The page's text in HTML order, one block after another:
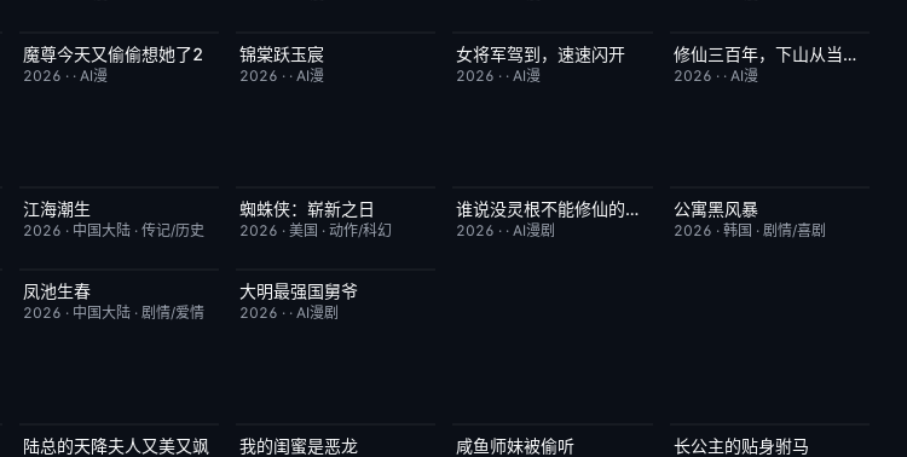
完结 9.0
魔尊今天又偷偷想她了2
2026 · · AI漫
完结
锦棠跃玉宸
2026 · · AI漫
完结 4.0
女将军驾到，速速闪开
2026 · ·AI漫
完结 5.0修仙三百年，下山从当奶爸开始
2026 · · AI漫
更新至第24集
江海潮生
2026 · 中国大陆· 传记/历史
TC中字
蜘蛛侠：崭新之日
2026 · 美国 · 动作/科幻
完结 5.0谁说没灵根不能修仙的？之无灵证道第五季
2026 · ·AI漫剧
更新至第08集
公寓黑风暴
2026 · 韩国 · 剧情/喜剧
已完结
凤池生春
2026 · 中国大陆· 剧情/爱情
完结
大明最强国舅爷
2026 · · AI漫剧
完结 9.0
陆总的天降夫人又美又飒 完结
我的闺蜜是恶龙 完结
咸鱼师妹被偷听 完结
长公主的贴身驸马